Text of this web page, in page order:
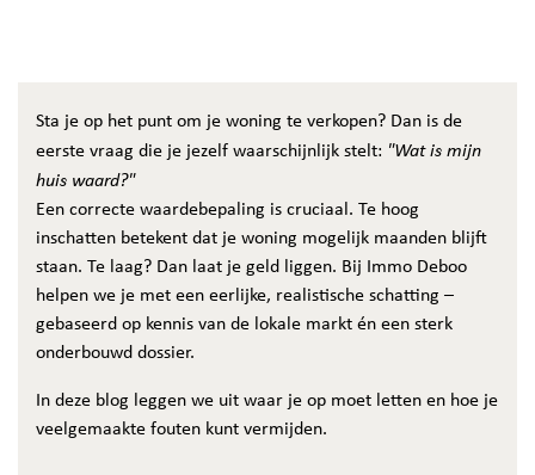
Sta je op het punt om je woning te verkopen? Dan is de
eerste vraag die je jezelf waarschijnlijk stelt: "Wat is mijn
huis waard?"
Een correcte waardebepaling is cruciaal. Te hoog
inschatten betekent dat je woning mogelijk maanden blijft
staan. Te laag? Dan laat je geld liggen. Bij Immo Deboo
helpen we je met een eerlijke, realistische schatting –
gebaseerd op kennis van de lokale markt én een sterk
onderbouwd dossier.
In deze blog leggen we uit waar je op moet letten en hoe je
veelgemaakte fouten kunt vermijden.